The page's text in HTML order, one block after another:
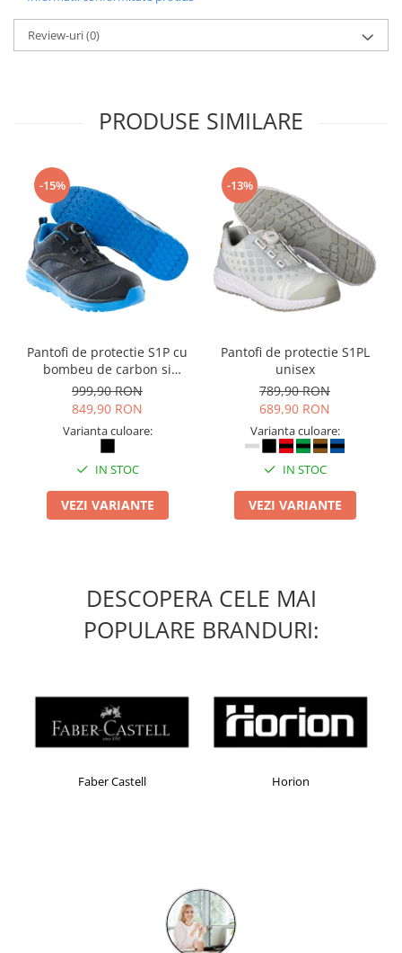
Pantaloni cu pieptar
Hanorace
Incaltaminte
Incaltaminte de lucru si protectie
Incaltaminte de oras si munte
Echipamente medicale
Manusi de protectie
Accesorii pentru protectia capului
Antifoane
Ochelari de protectie si viziere
Masti de protectie respiratorie
Sepci, caciuli si esarfe
Pachete promotionale
Accesorii pentru protectia muncii
Sosete de lucru
Copii - tricouri si hanorace
Comunicare si prezentare
Sisteme de afisare
Ecrane de proiectie
Review-uri(0)
PRODUSE SIMILARE
-15%
Pantofi de protectie S1P cu
bombeu de carbon si
inchidere BOAÂ® Fit
999,90 RON
849,90 RON
Varianta culoare:
IN STOC
VEZI VARIANTE
-13%
Pantofi de protectie S1PL
unisex
789,90 RON
689,90 RON
Varianta culoare:
IN STOC
VEZI VARIANTE
DESCOPERA CELE MAI
POPULARE BRANDURI:
Faber Castell Horion